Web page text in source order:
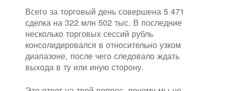
Всего за торговый день совершена 5 471
сделка на 322 млн 502 тыс. В последние
несколько торговых сессий рубль
консолидировался в относительно узком
диапазоне, после чего следовало ждать
выхода в ту или иную сторону.